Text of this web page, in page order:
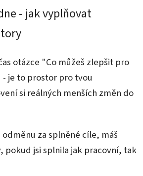
- jak vyplňovat
otázce "Co můžeš zlepšit pro
je to prostor pro tvou
si reálných menších změn do
za splněné cíle, máš
pokud jsi splnila jak pracovní, tak